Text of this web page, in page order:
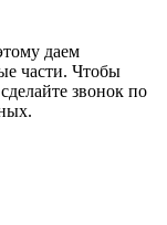
даем
части. Чтобы
звонок по